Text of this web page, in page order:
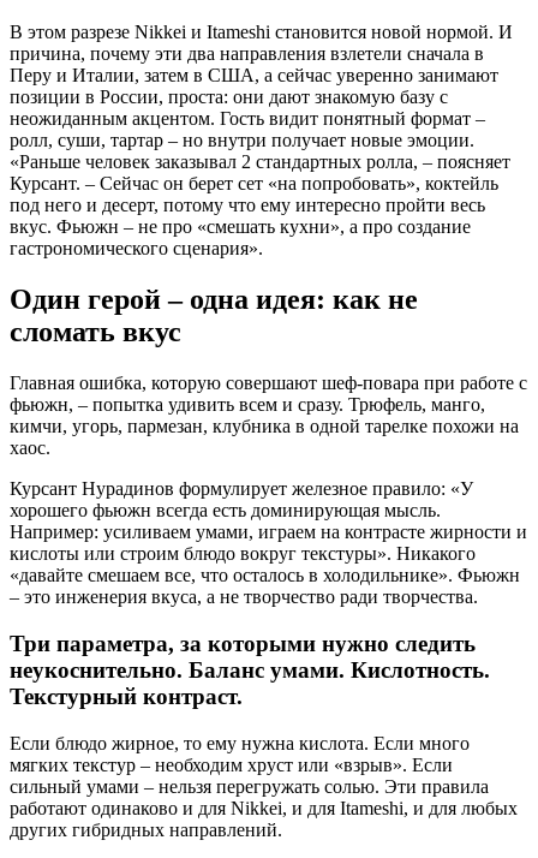
В этом разрезе Nikkei и Itameshi становится новой нормой. И
причина, почему эти два направления взлетели сначала в
Перу и Италии, затем в США, а сейчас уверенно занимают
позиции в России, проста: они дают знакомую базу с
неожиданным акцентом. Гость видит понятный формат –
ролл, суши, тартар – но внутри получает новые эмоции.
«Раньше человек заказывал 2 стандартных ролла, – поясняет
Курсант. – Сейчас он берет сет «на попробовать», коктейль
под него и десерт, потому что ему интересно пройти весь
вкус. Фьюжн – не про «смешать кухни», а про создание
гастрономического сценария».
Один герой – одна идея: как не
сломать вкус
Главная ошибка, которую совершают шеф-повара при работе с
фьюжн, – попытка удивить всем и сразу. Трюфель, манго,
кимчи, угорь, пармезан, клубника в одной тарелке похожи на
хаос.
Курсант Нурадинов формулирует железное правило: «У
хорошего фьюжн всегда есть доминирующая мысль.
Например: усиливаем умами, играем на контрасте жирности и
кислоты или строим блюдо вокруг текстуры». Никакого
«давайте смешаем все, что осталось в холодильнике». Фьюжн
– это инженерия вкуса, а не творчество ради творчества.
Три параметра, за которыми нужно следить
неукоснительно. Баланс умами. Кислотность.
Текстурный контраст.
Если блюдо жирное, то ему нужна кислота. Если много
мягких текстур – необходим хруст или «взрыв». Если
сильный умами – нельзя перегружать солью. Эти правила
работают одинаково и для Nikkei, и для Itameshi, и для любых
других гибридных направлений.